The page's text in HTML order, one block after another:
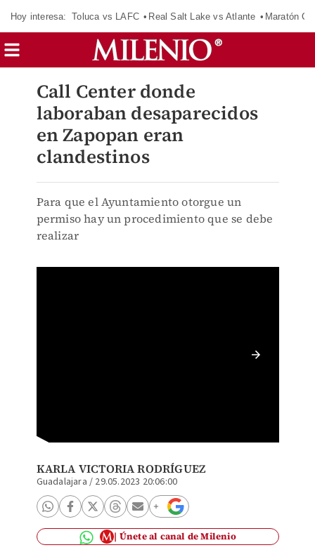
Hoy interesa: Toluca vs LAFC Real Salt Lake vs Atlante Maratón
Call Center donde
laboraban desaparecidos
en Zapopan eran
clandestinos
Para que el Ayuntamiento otorgue un
permiso hay un procedimiento que se debe
realizar
KARLA VICTORIA RODRÍGUEZ
Guadalajara / 29.05.2023 20:06:00
Únete al canal de Milenio